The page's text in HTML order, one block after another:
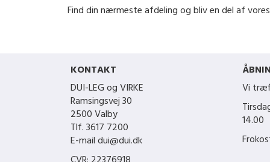
Find din nærmeste afdeling og bliv en del af
KONTAKT
DUI-LEG og VIRKE
Ramsingsvej 30
2500 Valby
Tlf. 3617 7200
E-mail dui@dui.dk
Vi
14.00